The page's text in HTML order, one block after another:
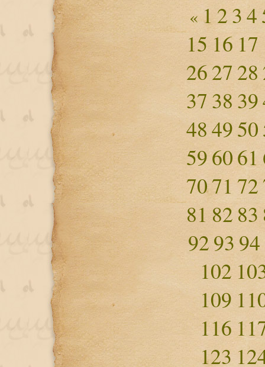
« 1 234
15 1617
2627 28
37 38 39
484950
596061
7071 72
81 8283
9293 94
102
109
116
123